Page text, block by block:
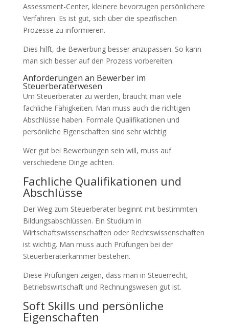
Assessment-Center, kleinere bevorzugen persönlichere
Verfahren. Es ist gut, sich über die spezifischen
Prozesse zu informieren.
Dies hilft, die Bewerbung besser anzupassen. So kann
man sich besser auf den Prozess vorbereiten.
Anforderungen an Bewerber im
Steuerberaterwesen
Um Steuerberater zu werden, braucht man viele
fachliche Fähigkeiten. Man muss auch die richtigen
Abschlüsse haben. Formale Qualifikationen und
persönliche Eigenschaften sind sehr wichtig.
Wer gut bei Bewerbungen sein will, muss auf
verschiedene Dinge achten.
Fachliche Qualifikationen und
Abschlüsse
Der Weg zum Steuerberater beginnt mit bestimmten
Bildungsabschlüssen. Ein Studium in
Wirtschaftswissenschaften oder Rechtswissenschaften
ist wichtig. Man muss auch Prüfungen bei der
Steuerberaterkammer bestehen.
Diese Prüfungen zeigen, dass man in Steuerrecht,
Betriebswirtschaft und Rechnungswesen gut ist.
Soft Skills und persönliche
Eigenschaften